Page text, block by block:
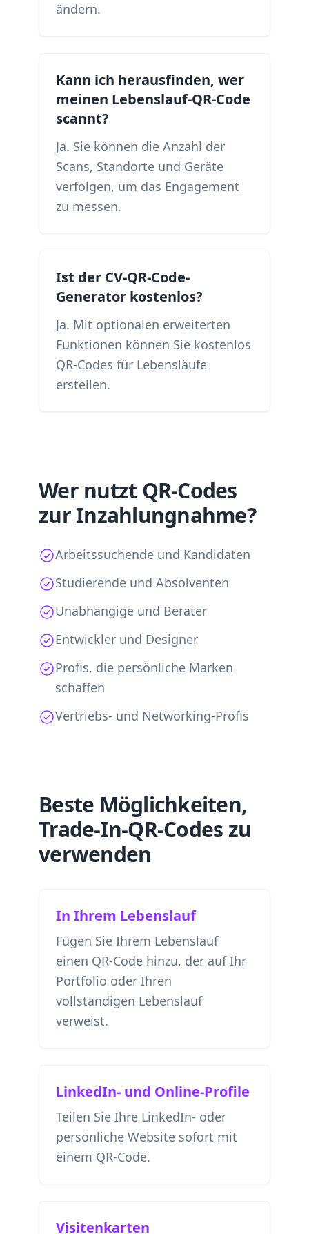
ändern.
Kann ich herausfinden, wer
meinen Lebenslauf-QR-Code
scannt?
Ja. Sie können die Anzahl der
Scans, Standorte und Geräte
verfolgen, um das Engagement
zu messen.
Ist der CV-QR-Code-
Generator kostenlos?
Ja. Mit optionalen erweiterten
Funktionen können Sie kostenlos
QR-Codes für Lebensläufe
erstellen.
Wer nutzt QR-Codes
zur Inzahlungnahme?
Arbeitssuchende und Kandidaten
Studierende und Absolventen
Unabhängige und Berater
Entwickler und Designer
Profis, die persönliche Marken
schaffen
Vertriebs- und Networking-Profis
Beste Möglichkeiten,
Trade-In-QR-Codes zu
verwenden
In Ihrem Lebenslauf
Fügen Sie Ihrem Lebenslauf
einen QR-Code hinzu, der auf Ihr
Portfolio oder Ihren
vollständigen Lebenslauf
verweist.
LinkedIn- und Online-Profile
Teilen Sie Ihre LinkedIn- oder
persönliche Website sofort mit
einem QR-Code.
Visitenkarten